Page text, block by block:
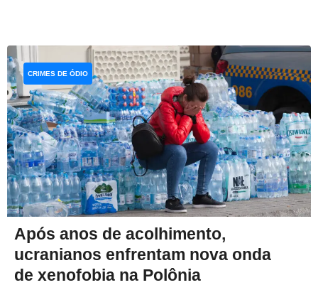
Após anos de acolhimento,
ucranianos enfrentam nova onda
de xenofobia na Polônia
CRIMES DE ÓDIO